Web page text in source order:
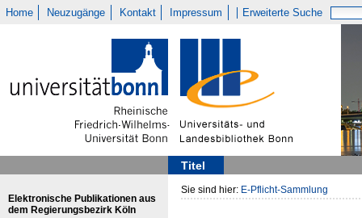
Home Neuzugänge Kontakt Impressum Erweiterte Suche
Titel
Elektronische Publikationen aus
dem Regierungsbezirk Köln
Sie sind hier: E-Pflicht-Sammlung